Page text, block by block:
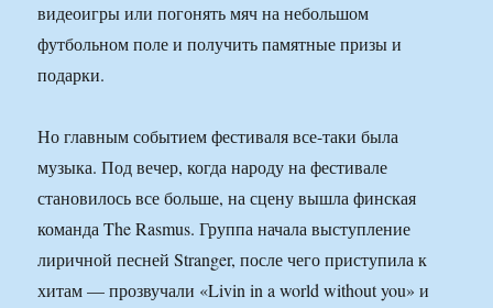
видеоигры или погонять мяч на небольшом
футбольном поле и получить памятные призы и
подарки.
Но главным событием фестиваля все-таки была
музыка. Под вечер, когда народу на фестивале
становилось все больше, на сцену вышла финская
команда The Rasmus. Группа начала выступление
лиричной песней Stranger, после чего приступила к
хитам — прозвучали «Livin in a world without you» и